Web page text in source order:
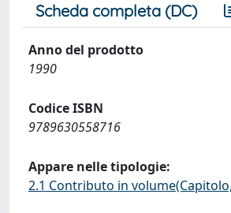
Scheda completa (DC)
Anno del prodotto
1990
Codice ISBN
9789630558716
Appare nelle tipologie:
2.1 Contributo in